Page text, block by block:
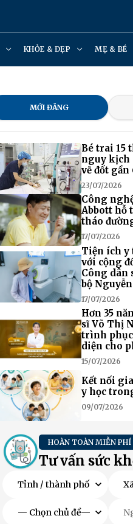
KHỎE & ĐẸP MẸ & BÉ
MỚI ĐĂNG
Bé trai 15
nguy kịch
vẽ đốt gần
23/07/2026
Công
Abbott hỗ
tháo
17/07/2026
Tiện ích y
với cộng
Công dân
bộ
17/07/2026
Hơn 35
sĩ Võ Thị
trình
diện cho
15/07/2026
Kết nối
y học
09/07/2026
HOÀN TOÀN MIỄN PHÍ
Tư vấn sức